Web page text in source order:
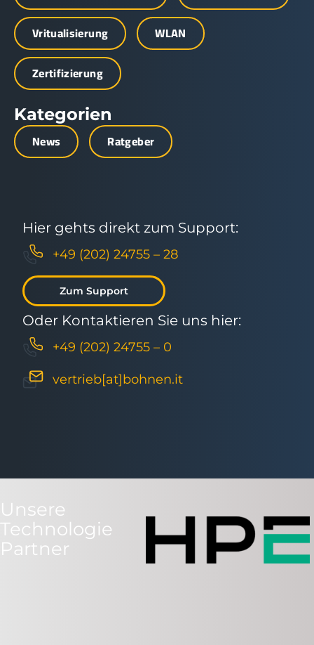
Vritualisierung
WLAN
Zertifizierung
Kategorien
News Ratgeber
Hier gehts direkt zum Support:
+49 (202) 24755 – 28
Zum Support
Oder Kontaktieren Sie uns hier:
+49 (202) 24755 – 0
vertrieb[at]bohnen.it
Unsere
Technologie
Partner